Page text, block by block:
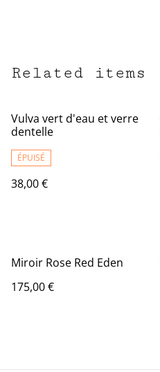
Related items
Vulva vert d'eau et verre
dentelle
ÉPUISÉ
38,00 €
Miroir Rose Red Eden
175,00 €